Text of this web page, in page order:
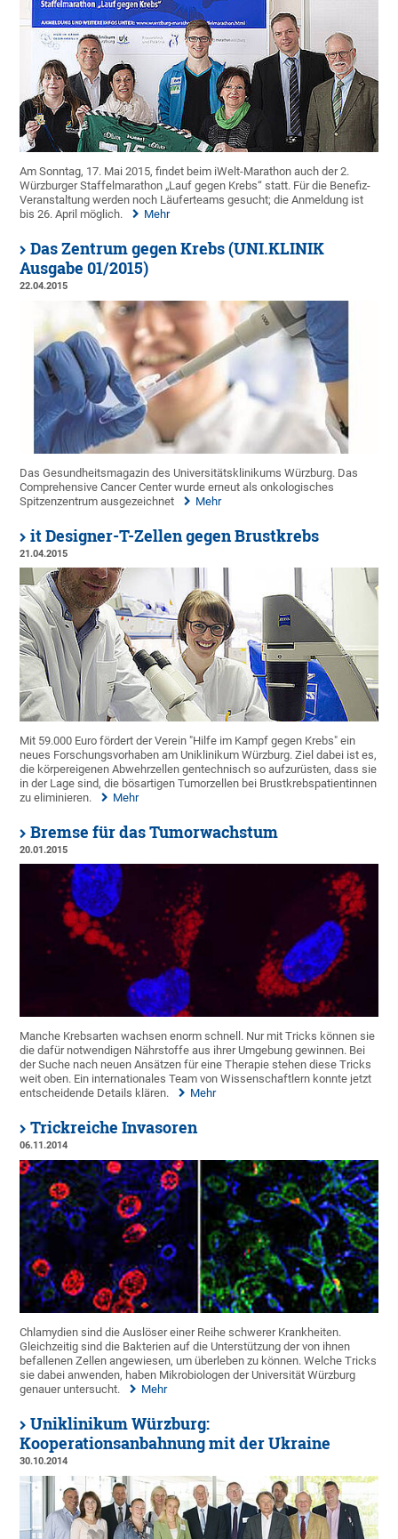
Am Sonntag, 17. Mai 2015, findet beim iWelt-Marathon auch der 2.
Würzburger Staffelmarathon „Lauf gegen Krebs“ statt. Für die Benefiz-
Veranstaltung werden noch Läuferteams gesucht; die Anmeldung ist
bis 26. April möglich.
Mehr
Das Zentrum gegen Krebs (UNI.KLINIK
Ausgabe 01/2015)
22.04.2015
Das Gesundheitsmagazin des Universitätsklinikums Würzburg. Das
Comprehensive Cancer Center wurde erneut als onkologisches
Spitzenzentrum ausgezeichnet
Mehr
it Designer-T-Zellen gegen Brustkrebs
21.04.2015
Mit 59.000 Euro fördert der Verein "Hilfe im Kampf gegen Krebs" ein
neues Forschungsvorhaben am Uniklinikum Würzburg. Ziel dabei ist es,
die körpereigenen Abwehrzellen gentechnisch so aufzurüsten, dass sie
in der Lage sind, die bösartigen Tumorzellen bei Brustkrebspatientinnen
zu eliminieren.
Mehr
Bremse für das Tumorwachstum
20.01.2015
Manche Krebsarten wachsen enorm schnell. Nur mit Tricks können sie
die dafür notwendigen Nährstoffe aus ihrer Umgebung gewinnen. Bei
der Suche nach neuen Ansätzen für eine Therapie stehen diese Tricks
weit oben. Ein internationales Team von Wissenschaftlern konnte jetzt
entscheidende Details klären.
Mehr
Trickreiche Invasoren
06.11.2014
Chlamydien sind die Auslöser einer Reihe schwerer Krankheiten.
Gleichzeitig sind die Bakterien auf die Unterstützung der von ihnen
befallenen Zellen angewiesen, um überleben zu können. Welche Tricks
sie dabei anwenden, haben Mikrobiologen der Universität Würzburg
genauer untersucht.
Mehr
Uniklinikum Würzburg:
Kooperationsanbahnung mit der Ukraine
30.10.2014